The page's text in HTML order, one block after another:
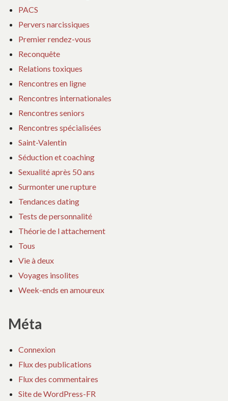
PACS
Pervers narcissiques
Premier rendez-vous
Reconquête
Relations toxiques
Rencontres en ligne
Rencontres internationales
Rencontres seniors
Rencontres spécialisées
Saint-Valentin
Séduction et coaching
Sexualité après 50 ans
Surmonter une rupture
Tendances dating
Tests de personnalité
Théorie de l attachement
Tous
Vie à deux
Voyages insolites
Week-ends en amoureux
Méta
Connexion
Flux des publications
Flux des commentaires
Site de WordPress-FR